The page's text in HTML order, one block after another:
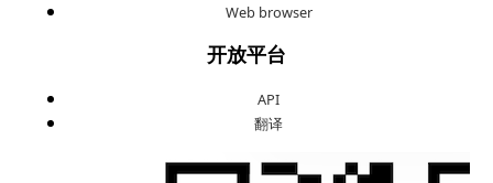
Web browser
开放平台
API
翻译